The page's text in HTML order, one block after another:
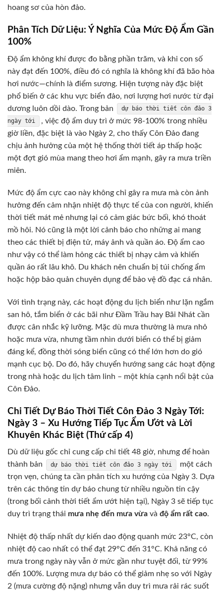
hoang sơ của hòn đảo.
Phân Tích Dữ Liệu: Ý Nghĩa Của Mức Độ Ẩm Gần
100%
Độ ẩm không khí được đo bằng phần trăm, và khi con số
này đạt đến 100%, điều đó có nghĩa là không khí đã bão hòa
hơi nước—chính là điểm sương. Hiện tượng này đặc biệt
phổ biến ở các khu vực biển đảo, nơi lượng hơi nước từ đại
dương luôn dồi dào. Trong bản
dự báo thời tiết côn đảo 3
ngày tới
, việc độ ẩm duy trì ở mức 98-100% trong nhiều
giờ liền, đặc biệt là vào Ngày 2, cho thấy Côn Đảo đang
chịu ảnh hưởng của một hệ thống thời tiết áp thấp hoặc
một đợt gió mùa mang theo hơi ẩm mạnh, gây ra mưa triền
miên.
Mức độ ẩm cực cao này không chỉ gây ra mưa mà còn ảnh
hưởng đến cảm nhận nhiệt độ thực tế của con người, khiến
thời tiết mát mẻ nhưng lại có cảm giác bức bối, khó thoát
mồ hôi. Nó cũng là một lời cảnh báo cho những ai mang
theo các thiết bị điện tử, máy ảnh và quần áo. Độ ẩm cao
như vậy có thể làm hỏng các thiết bị nhạy cảm và khiến
quần áo rất lâu khô. Du khách nên chuẩn bị túi chống ẩm
hoặc hộp bảo quản chuyên dụng để bảo vệ đồ đạc cá nhân.
Với tình trạng này, các hoạt động du lịch biển như lặn ngắm
san hô, tắm biển ở các bãi như Đầm Trầu hay Bãi Nhát cần
được cân nhắc kỹ lưỡng. Mặc dù mưa thường là mưa nhỏ
hoặc mưa vừa, nhưng tầm nhìn dưới biển có thể bị giảm
đáng kể, đồng thời sóng biển cũng có thể lớn hơn do gió
mạnh cục bộ. Do đó, hãy chuyển hướng sang các hoạt động
trong nhà hoặc du lịch tâm linh – một khía cạnh nổi bật của
Côn Đảo.
Chi Tiết Dự Báo Thời Tiết Côn Đảo 3 Ngày Tới:
Ngày 3 – Xu Hướng Tiếp Tục Ẩm Ướt và Lời
Khuyên Khác Biệt (Thứ cấp 4)
Dù dữ liệu gốc chỉ cung cấp chi tiết 48 giờ, nhưng để hoàn
thành bản
dự báo thời tiết côn đảo 3 ngày tới
một cách
trọn vẹn, chúng ta cần phân tích xu hướng của Ngày 3. Dựa
trên các thông tin dự báo chung từ nhiều nguồn tin cậy
(trong bối cảnh thời tiết ẩm ướt hiện tại), Ngày 3 sẽ tiếp tục
duy trì trạng thái mưa nhẹ đến mưa vừa và độ ẩm rất cao.
Nhiệt độ thấp nhất dự kiến dao động quanh mức 23°C, còn
nhiệt độ cao nhất có thể đạt 29°C đến 31°C. Khả năng có
mưa trong ngày này vẫn ở mức gần như tuyệt đối, từ 99%
đến 100%. Lượng mưa dự báo có thể giảm nhẹ so với Ngày
2 (mưa cường độ nặng) nhưng vẫn duy trì mưa rải rác suốt